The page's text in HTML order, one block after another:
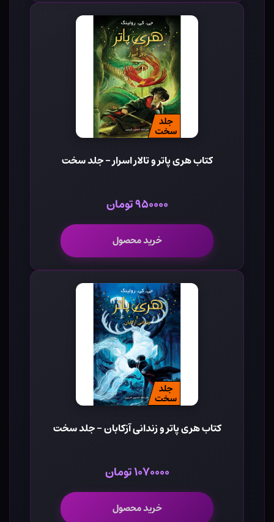
کتاب هری پاتر و تالار اسرار - جلد سخت
۹۵۰۰۰۰ تومان
خرید محصول
کتاب هری پاتر و زندانی آزکابان - جلد سخت
۱۰۷۰۰۰۰ تومان
خرید محصول